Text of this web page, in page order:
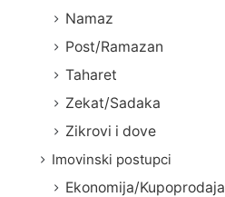
Namaz
Post/Ramazan
Taharet
Zekat/Sadaka
Zikrovi i dove
Imovinski postupci
Ekonomija/Kupoprodaja